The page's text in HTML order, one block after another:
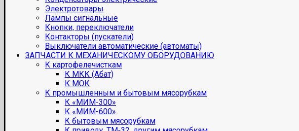
Электротовары
Лампы сигнальные
Кнопки, переключатели
Контакторы (пускатели)
Выключатели автоматические (автоматы)
ЗАПЧАСТИ К МЕХАНИЧЕСКОМУ ОБОРУДОВАНИЮ
К картофелечисткам
К МКК (Абат)
К МОК
К промышленным и бытовым мясорубкам
К «МИМ-300»
К «МИМ-600»
К бытовым мясорубкам